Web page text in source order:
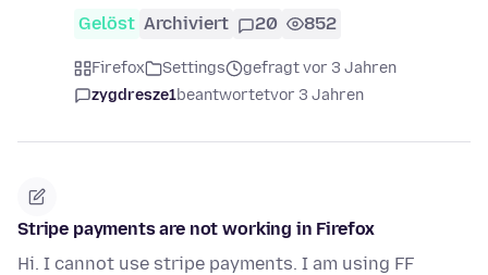
Gelöst Archiviert 20 852
Firefox Settings
gefragt vor 3 Jahren
zygdresze1beantwortetvor 3 Jahren
Stripe payments are not working in Firefox
Hi. I cannot use stripe payments. I am using FF